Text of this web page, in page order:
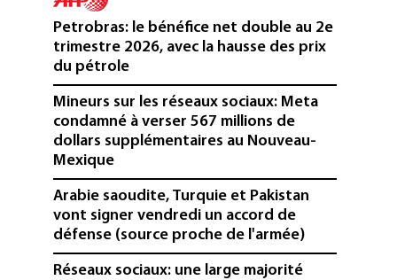
Petrobras: le bénéfice net double au 2e
trimestre 2026, avec la hausse des prix
du pétrole
Mineurs sur les réseaux sociaux: Meta
condamné à verser 567 millions de
dollars supplémentaires au Nouveau-
Mexique
Arabie saoudite, Turquie et Pakistan
vont signer vendredi un accord de
défense (source proche de l'armée)
Réseaux sociaux: une large majorité